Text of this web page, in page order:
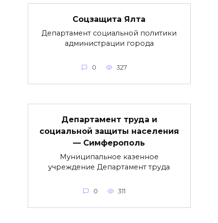
Соцзащита Ялта
Департамент социальной политики
администрации города
0 327
Департамент труда и
социальной защиты населения
— Симферополь
Муниципальное казенное
учреждение Департамент труда
0 311